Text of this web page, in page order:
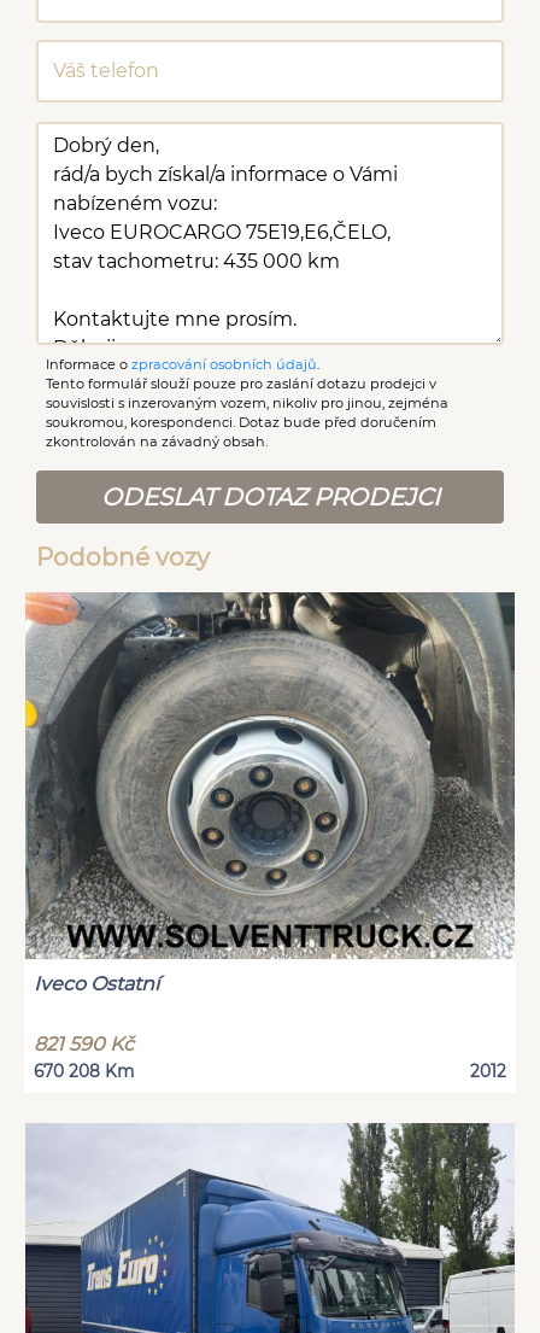
Informace o zpracování osobních údajů
Tento formulář slouží pouze pro zaslání dotazu prodejci v
souvislosti s inzerovaným vozem, nikoliv pro jinou, zejména
soukromou, korespondenci. Dotaz bude před doručením
zkontrolován na závadný obsah.
ODESLAT DOTAZ PRODEJCI
Podobné vozy
Iveco Ostatní
821 590 Kč
670 208 Km 2012